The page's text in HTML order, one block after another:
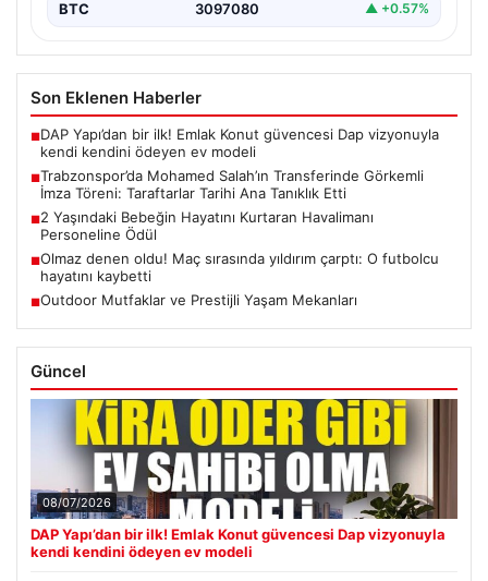
BTC 3097080 ▲ +0.57%
Son Eklenen Haberler
■DAP Yapı’dan bir ilk! Emlak Konut güvencesi Dap vizyonuyla
kendi kendini ödeyen ev modeli
■Trabzonspor’da Mohamed Salah’ın Transferinde Görkemli
İmza Töreni: Taraftarlar Tarihi Ana Tanıklık Etti
■2 Yaşındaki Bebeğin Hayatını Kurtaran Havalimanı
Personeline Ödül
■Olmaz denen oldu! Maç sırasında yıldırım çarptı: O futbolcu
hayatını kaybetti
■Outdoor Mutfaklar ve Prestijli Yaşam Mekanları
Güncel
08/07/2026
DAP Yapı’dan bir ilk! Emlak Konut güvencesi Dap vizyonuyla
kendi kendini ödeyen ev modeli